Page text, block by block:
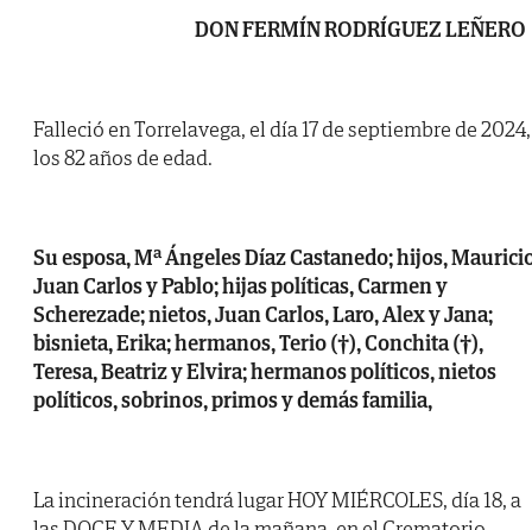
DON FERMÍN RODRÍGUEZ LEÑERO
Falleció en Torrelavega, el día 17 de septiembre de
los 82 años de edad.
Su esposa, Mª Ángeles Díaz Castanedo; hijos,
Juan Carlos y Pablo; hijas políticas, Carmen y
Scherezade; nietos, Juan Carlos, Laro, Alex y Jana;
bisnieta, Erika; hermanos, Terio (†), Conchita (†),
Teresa, Beatriz y Elvira; hermanos políticos, nietos
políticos, sobrinos, primos y demás familia,
La incineración tendrá lugar HOY MIÉRCOLES, día 18, a